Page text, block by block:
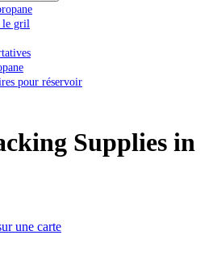
le gril
pour réservoir
Supplies in
une carte